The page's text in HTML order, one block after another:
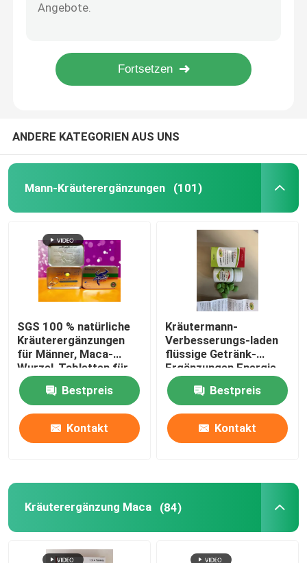
Brust-Kräuterergänzung
Kräutergewichtsverlust-Kapsel
Weibliche Verbesserung Gummies
Kollagen, das Kapsel weiß wird
Biotin-Vitamin Gummies
Schlaf, der Ergänzungen erhöht
Leber-Schutz-Ergänzung
ANDERE KATEGORIEN AUS UNS
Mann-Kräuterergänzungen (101)
SGS 100 % natürliche
Kräuterergänzungen
für Männer, Maca-
Wurzel-Tabletten für
die Gesundheit des
MenschenBestpreis
Kontakt
Kräutermann-
Verbesserungs-laden
flüssige Getränk-
Ergänzungen Energie-
stark Stahl auf
Bestpreis
Kontakt
Kräuterergänzung Maca (84)